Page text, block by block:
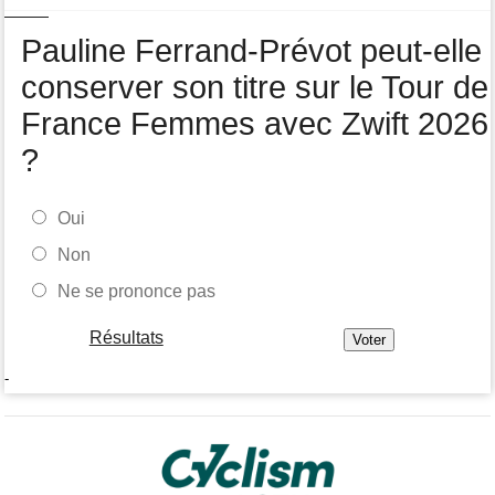
Pauline Ferrand-Prévot peut-elle
conserver son titre sur le Tour de
France Femmes avec Zwift 2026
?
Oui
Non
Ne se prononce pas
Résultats
-